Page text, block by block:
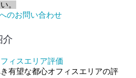
。
のお問い合わせ
介
ィスエリア評価
有望な都心オフィスエリアの評